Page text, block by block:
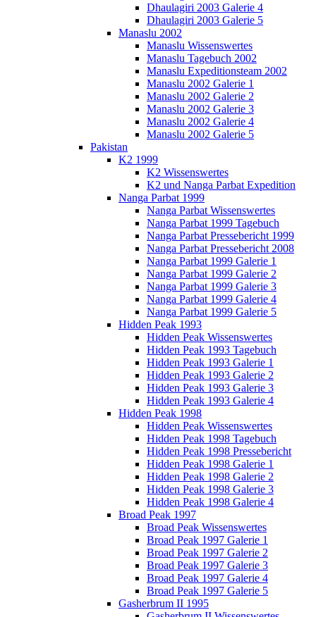
Dhaulagiri 2003 Galerie 4
Dhaulagiri 2003 Galerie 5
Manaslu 2002
Manaslu Wissenswertes
Manaslu Tagebuch 2002
Manaslu Expeditionsteam 2002
Manaslu 2002 Galerie 1
Manaslu 2002 Galerie 2
Manaslu 2002 Galerie 3
Manaslu 2002 Galerie 4
Manaslu 2002 Galerie 5
Pakistan
K2 1999
K2 Wissenswertes
K2 und Nanga Parbat Expedition
Nanga Parbat 1999
Nanga Parbat Wissenswertes
Nanga Parbat 1999 Tagebuch
Nanga Parbat Pressebericht 1999
Nanga Parbat Pressebericht 2008
Nanga Parbat 1999 Galerie 1
Nanga Parbat 1999 Galerie 2
Nanga Parbat 1999 Galerie 3
Nanga Parbat 1999 Galerie 4
Nanga Parbat 1999 Galerie 5
Hidden Peak 1993
Hidden Peak Wissenswertes
Hidden Peak 1993 Tagebuch
Hidden Peak 1993 Galerie 1
Hidden Peak 1993 Galerie 2
Hidden Peak 1993 Galerie 3
Hidden Peak 1993 Galerie 4
Hidden Peak 1998
Hidden Peak Wissenswertes
Hidden Peak 1998 Tagebuch
Hidden Peak 1998 Pressebericht
Hidden Peak 1998 Galerie 1
Hidden Peak 1998 Galerie 2
Hidden Peak 1998 Galerie 3
Hidden Peak 1998 Galerie 4
Broad Peak 1997
Broad Peak Wissenswertes
Broad Peak 1997 Galerie 1
Broad Peak 1997 Galerie 2
Broad Peak 1997 Galerie 3
Broad Peak 1997 Galerie 4
Broad Peak 1997 Galerie 5
Gasherbrum II 1995